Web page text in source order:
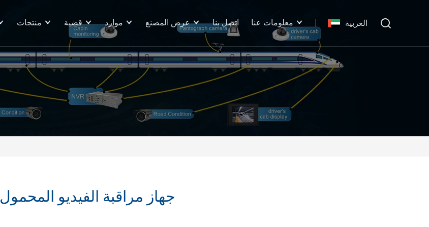
العربية منتجات قضية موارد عرض المصنع اتصل بنا معلومات عنا
جهاز مراقبة الفيديو المحمول